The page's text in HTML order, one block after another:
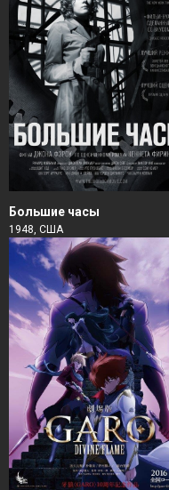
Большие часы
1948, США